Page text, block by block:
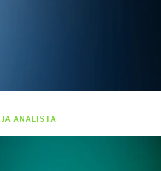
ANALISTA